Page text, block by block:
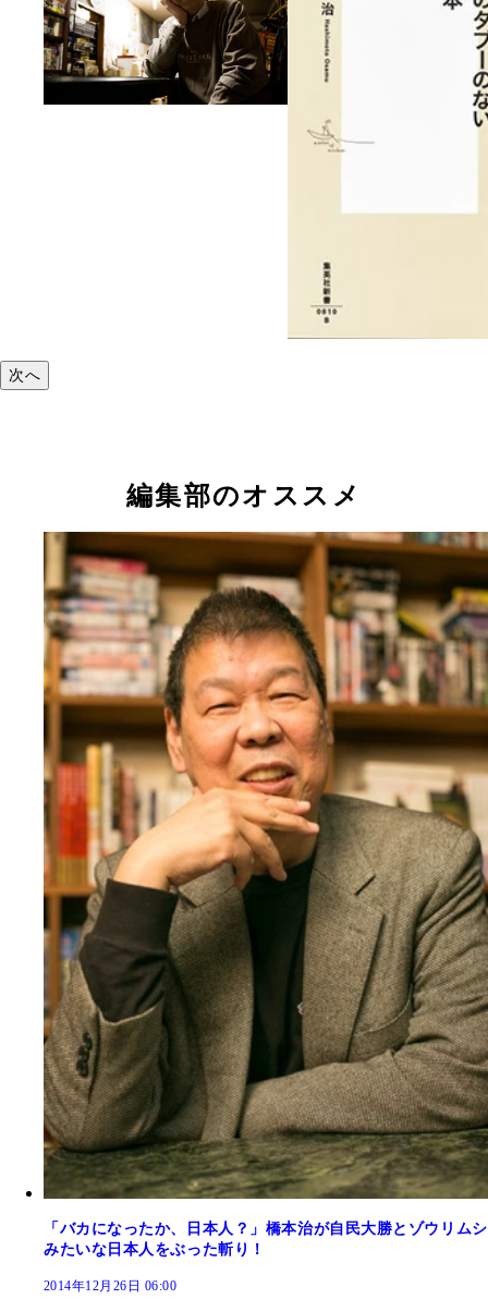
次へ
編集部のオススメ
「バカになったか、日本人？」橋本治が自民大勝とゾウリムシ
みたいな日本人をぶった斬り！
2014年12月26日 06:00